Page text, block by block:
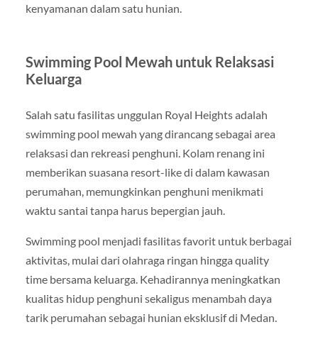
kenyamanan dalam satu hunian.
Swimming Pool Mewah untuk Relaksasi
Keluarga
Salah satu fasilitas unggulan Royal Heights adalah
swimming pool mewah yang dirancang sebagai area
relaksasi dan rekreasi penghuni. Kolam renang ini
memberikan suasana resort-like di dalam kawasan
perumahan, memungkinkan penghuni menikmati
waktu santai tanpa harus bepergian jauh.
Swimming pool menjadi fasilitas favorit untuk berbagai
aktivitas, mulai dari olahraga ringan hingga quality
time bersama keluarga. Kehadirannya meningkatkan
kualitas hidup penghuni sekaligus menambah daya
tarik perumahan sebagai hunian eksklusif di Medan.